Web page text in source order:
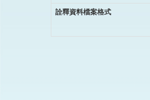
詮釋資料檔案格式